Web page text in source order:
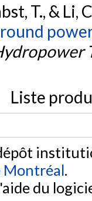
T., & Li,
Liste
Montréal.
du